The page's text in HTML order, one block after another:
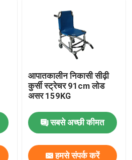
आपातकालीन निकासी सीढ़ी
कुर्सी स्ट्रेचर 91cm लोड
असर 159KG
सबसे अच्छी कीमत
हमसे संपर्क करें